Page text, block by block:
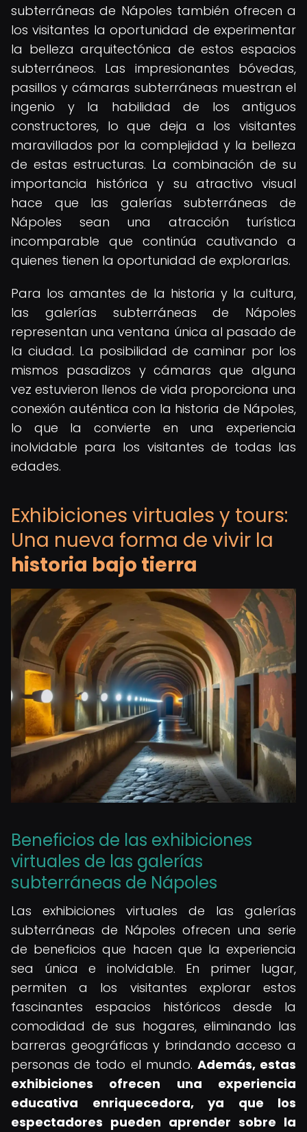
subterráneas de Nápoles también ofrecen a
los visitantes la oportunidad de experimentar
la belleza arquitectónica de estos espacios
subterráneos. Las impresionantes bóvedas,
pasillos y cámaras subterráneas muestran el
ingenio y la habilidad de los antiguos
constructores, lo que deja a los visitantes
maravillados por la complejidad y la belleza
de estas estructuras. La combinación de su
importancia histórica y su atractivo visual
hace que las galerías subterráneas de
Nápoles sean una atracción turística
incomparable que continúa cautivando a
quienes tienen la oportunidad de explorarlas.
Para los amantes de la historia y la cultura,
las galerías subterráneas de Nápoles
representan una ventana única al pasado de
la ciudad. La posibilidad de caminar por los
mismos pasadizos y cámaras que alguna
vez estuvieron llenos de vida proporciona una
conexión auténtica con la historia de Nápoles,
lo que la convierte en una experiencia
inolvidable para los visitantes de todas las
edades.
Exhibiciones virtuales y tours:
Una nueva forma de vivir la
historia bajo tierra
Beneficios de las exhibiciones
virtuales de las galerías
subterráneas de Nápoles
Las exhibiciones virtuales de las galerías
subterráneas de Nápoles ofrecen una serie
de beneficios que hacen que la experiencia
sea única e inolvidable. En primer lugar,
permiten a los visitantes explorar estos
fascinantes espacios históricos desde la
comodidad de sus hogares, eliminando las
barreras geográficas y brindando acceso a
personas de todo el mundo. Además, estas
exhibiciones ofrecen una experiencia
educativa enriquecedora, ya que los
espectadores pueden aprender sobre la